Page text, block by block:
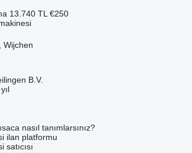
13.740 TL €250
Wijchen
B.V.
nasıl tanımlarsınız?
ilan platformu
satıcısı